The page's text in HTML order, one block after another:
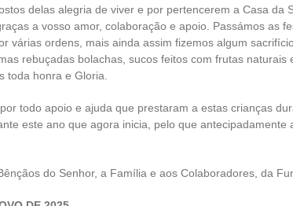
delas alegria de viver e por pertencerem a Casa da
a vosso amor, colaboração e apoio. Passámos as
várias ordens, mais ainda assim fizemos algum
rebuçadas bolachas, sucos feitos com frutas naturais
toda honra e Gloria.
todo apoio e ajuda que prestaram a estas crianças
este ano que agora inicia, pelo que antecipadamente
do Senhor, a Família e aos Colaboradores, da